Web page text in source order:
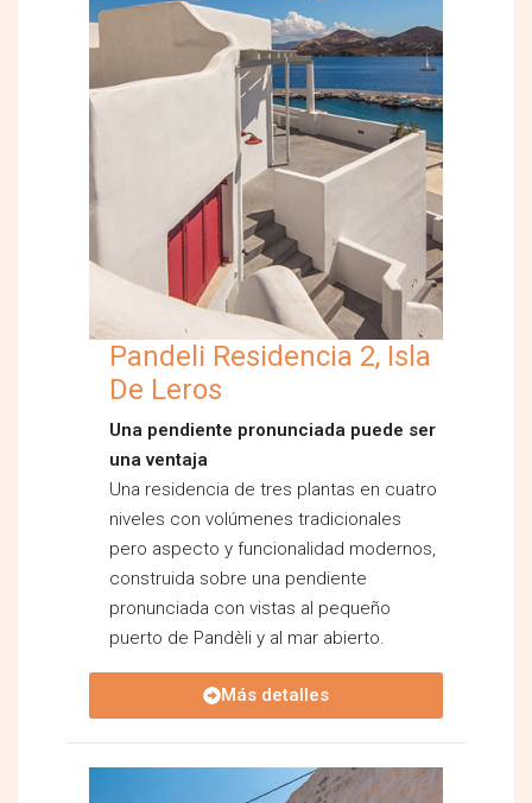
Pandeli Residencia 2, Isla
De Leros
Una pendiente pronunciada puede ser
una ventaja
Una residencia de tres plantas en cuatro
niveles con volúmenes tradicionales
pero aspecto y funcionalidad modernos,
construida sobre una pendiente
pronunciada con vistas al pequeño
puerto de Pandèli y al mar abierto.
Más detalles